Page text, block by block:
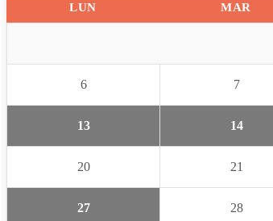
LUN MAR
6 7
13 14
20 21
27 28